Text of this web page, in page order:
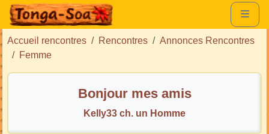
Accueil rencontres Rencontres
Annonces Rencontres
Femme
Bonjour mes amis
Kelly33 ch. un Homme